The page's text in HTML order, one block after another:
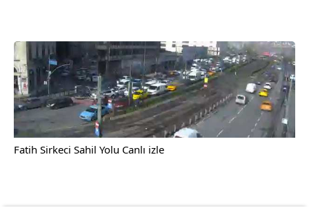
Fatih Sirkeci Sahil Yolu Canlı izle